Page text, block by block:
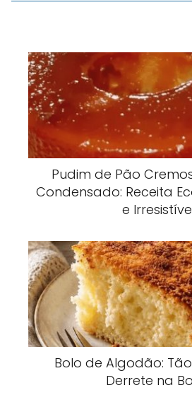
Pudim de Pão
Condensado: Receita
e
Bolo de Algodão:
Derrete na